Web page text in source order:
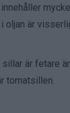
oljan är
sillar är fetare
tomatsillen.